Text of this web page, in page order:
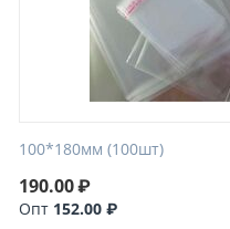
100*180мм (100шт)
190.00₽
Опт 152.00 ₽